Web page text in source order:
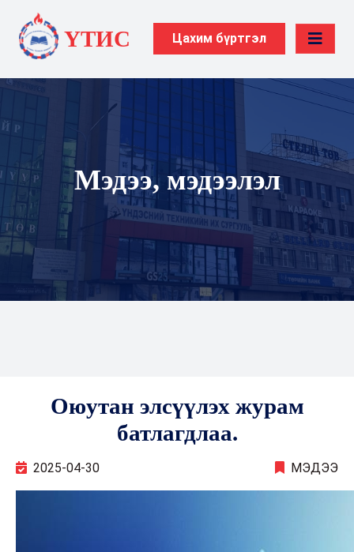
ҮТИС Цахим бүртгэл
Мэдээ, мэдээлэл
Оюутан элсүүлэх журам
батлагдлаа.
2025-04-30 МЭДЭЭ